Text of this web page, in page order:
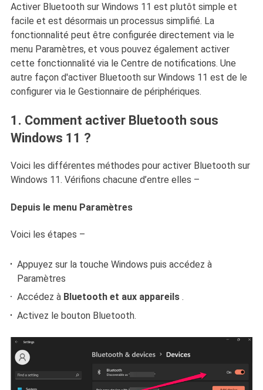
Activer Bluetooth sur Windows 11 est plutôt simple et
facile et est désormais un processus simplifié. La
fonctionnalité peut être configurée directement via le
menu Paramètres, et vous pouvez également activer
cette fonctionnalité via le Centre de notifications. Une
autre façon d'activer Bluetooth sur Windows 11 est de le
configurer via le Gestionnaire de périphériques.
1. Comment activer Bluetooth sous
Windows 11 ?
Voici les différentes méthodes pour activer Bluetooth sur
Windows 11. Vérifions chacune d’entre elles –
Depuis le menu Paramètres
Voici les étapes –
Appuyez sur la touche Windows puis accédez à
Paramètres
Accédez à Bluetooth et aux appareils .
Activez le bouton Bluetooth.